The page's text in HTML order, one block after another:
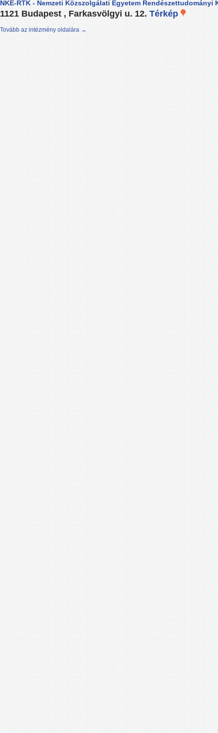
NKE-RTK - Nemzeti Közszolgálati Egyetem Rendészettudományi
1121 Budapest , Farkasvölgyi u. 12. Térkép
Tovább az intézmény oldalára →